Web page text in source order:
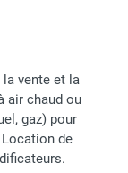
la vente et la
air chaud ou
gaz) pour
de